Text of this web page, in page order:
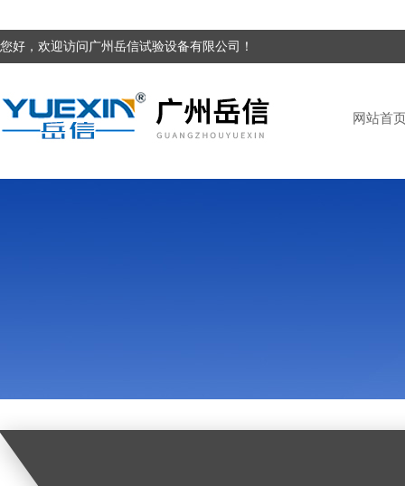
您好，欢迎访问广州岳信试验设备有限公司！
网站首